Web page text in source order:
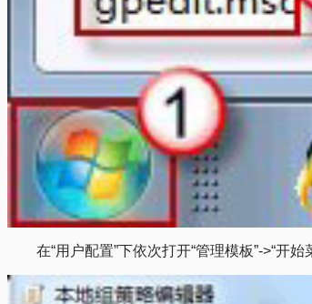
在“用户配置”下依次打开“管理模板”->“开